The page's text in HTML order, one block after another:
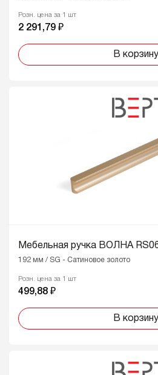
Розн. цена за 1 шт
2 291,79 ₽
В корзину
Мебельная ручка ВОЛНА
192 мм / SG - Сатиновое золото
Розн. цена за 1 шт
499,88 ₽
В корзину